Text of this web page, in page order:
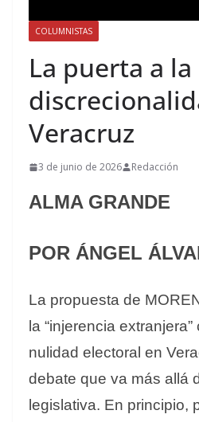
COLUMNISTAS
La puerta a la
Veracruz
3 de junio de 2026 Redacción
ALMA GRANDE
POR ÁNGEL
La propuesta de
la “injerencia
nulidad electoral en
debate que va más allá
legislativa. En principio,